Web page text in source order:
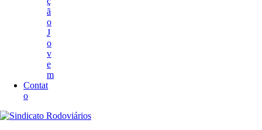
ã
o
J
o
v
e
m
Contat
o